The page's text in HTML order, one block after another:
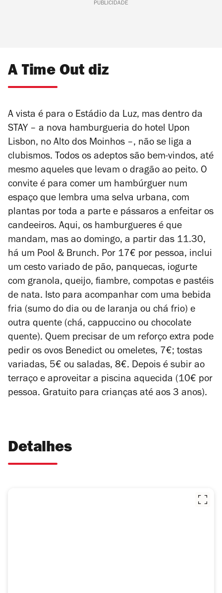
PUBLICIDADE
A Time Out diz
A vista é para o Estádio da Luz, mas dentro da
STAY – a nova hamburgueria do hotel Upon
Lisbon, no Alto dos Moinhos –, não se liga a
clubismos. Todos os adeptos são bem-vindos, até
mesmo aqueles que levam o dragão ao peito. O
convite é para comer um hambúrguer num
espaço que lembra uma selva urbana, com
plantas por toda a parte e pássaros a enfeitar os
candeeiros. Aqui, os hamburgueres é que
mandam, mas ao domingo, a partir das 11.30,
há um Pool & Brunch. Por 17€ por pessoa, inclui
um cesto variado de pão, panquecas, iogurte
com granola, queijo, fiambre, compotas e pastéis
de nata. Isto para acompanhar com uma bebida
fria (sumo do dia ou de laranja ou chá frio) e
outra quente (chá, cappuccino ou chocolate
quente). Quem precisar de um reforço extra pode
pedir os ovos Benedict ou omeletes, 7€; tostas
variadas, 5€ ou saladas, 8€. Depois é subir ao
terraço e aproveitar a piscina aquecida (10€ por
pessoa. Gratuito para crianças até aos 3 anos).
Detalhes